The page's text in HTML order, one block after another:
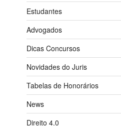
Estudantes
Advogados
Dicas Concursos
Novidades do Juris
Tabelas de Honorários
News
Direito 4.0